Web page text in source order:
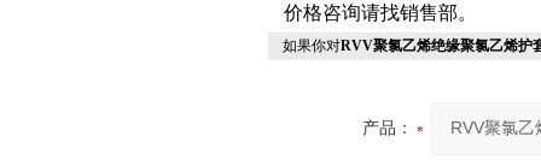
价格咨询请找销售部。
如果你对RVV聚氯乙烯绝缘聚氯乙烯护
产品：